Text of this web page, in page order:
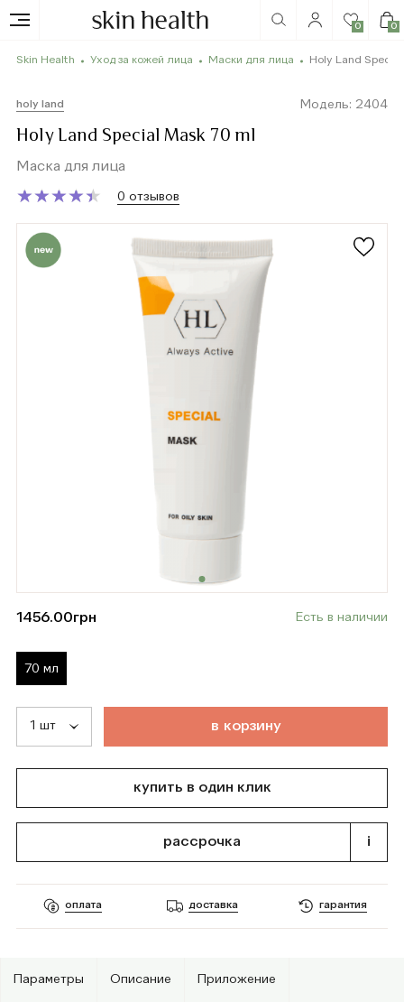
0 0
Skin Health Уход за кожей лица Маски для лица Holy Land
holy land Модель: 2404
Holy Land Special Mask 70 ml
Маска для лица
★
★★
★★
★★
★★
★ 0 отзывов
1456.00грн Есть в наличии
70 мл
в корзину
купить в один клик
рассрочка i
оплата доставка гарантия
Параметры Описание Приложение